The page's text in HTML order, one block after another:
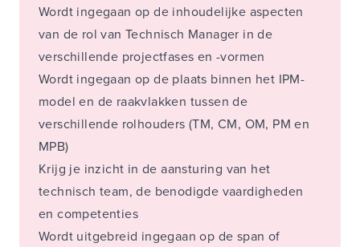
Wordt ingegaan op de inhoudelijke aspecten
van de rol van Technisch Manager in de
verschillende projectfases en -vormen
Wordt ingegaan op de plaats binnen het IPM-
model en de raakvlakken tussen de
verschillende rolhouders (TM, CM, OM, PM en
MPB)
Krijg je inzicht in de aansturing van het
technisch team, de benodigde vaardigheden
en competenties
Wordt uitgebreid ingegaan op de span of